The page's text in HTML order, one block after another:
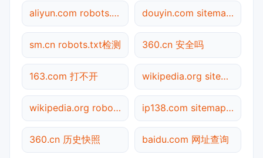
aliyun.com robots.txt检测 douyin.com sitemap.xml检测
sm.cn robots.txt检测 360.cn 安全吗
163.com 打不开 wikipedia.org sitemap.xml检测
wikipedia.org robots.txt检测 ip138.com sitemap.xml检测
360.cn 历史快照 baidu.com 网址查询